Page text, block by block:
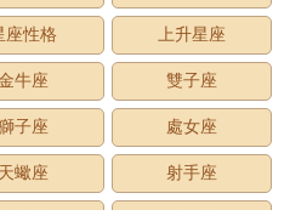
座性格 上升星座
牛座 雙子座
子座 處女座
天蠍座 射手座